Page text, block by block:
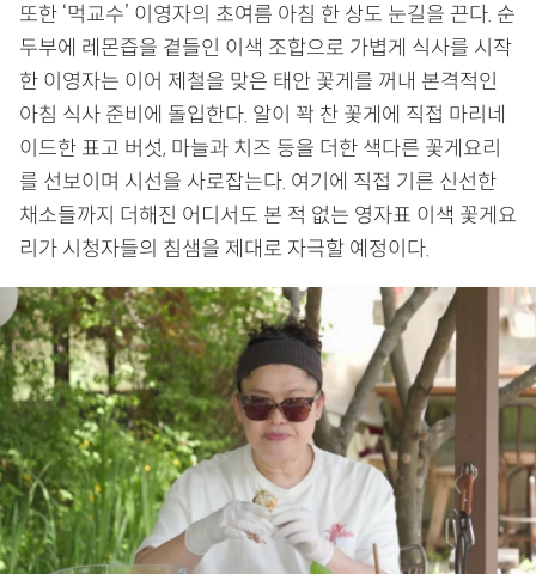
또한 ‘먹교수’ 이영자의 초여름 아침 한 상도 눈길을 끈다. 순
두부에 레몬즙을 곁들인 이색 조합으로 가볍게 식사를 시작
한 이영자는 이어 제철을 맞은 태안 꽃게를 꺼내 본격적인
아침 식사 준비에 돌입한다. 알이 꽉 찬 꽃게에 직접 마리네
이드한 표고 버섯, 마늘과 치즈 등을 더한 색다른 꽃게요리
를 선보이며 시선을 사로잡는다. 여기에 직접 기른 신선한
채소들까지 더해진 어디서도 본 적 없는 영자표 이색 꽃게요
리가 시청자들의 침샘을 제대로 자극할 예정이다.